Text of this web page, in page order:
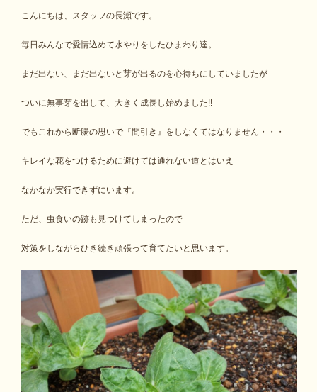
こんにちは、スタッフの長瀬です。
毎日みんなで愛情込めて水やりをしたひまわり達。
まだ出ない、まだ出ないと芽が出るのを心待ちにしていましたが
ついに無事芽を出して、大きく成長し始めました!!
でもこれから断腸の思いで『間引き』をしなくてはなりません・・・
キレイな花をつけるために避けては通れない道とはいえ
なかなか実行できずにいます。
ただ、虫食いの跡も見つけてしまったので
対策をしながらひき続き頑張って育てたいと思います。